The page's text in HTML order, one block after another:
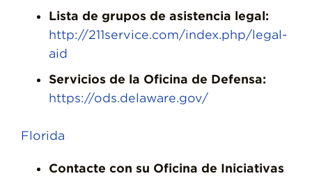
Lista de grupos de asistencia legal:
http://211service.com/index.php/legal-
aid
Servicios de la Oficina de Defensa:
https://ods.delaware.gov/
Florida
Contacte con su Oficina de Iniciativas